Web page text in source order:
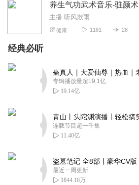
养生气功武术音乐-驻颜术
主播:听风欺雨
健康 1181 28
经典必听
专辑播放量超19.1亿
19.14亿
连载节目超一千集
11.40亿
最近一周更新
1844.18万